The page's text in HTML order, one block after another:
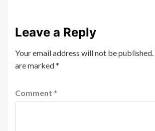
Leave a Reply
Your email address will not be published.
are marked*
Comment *